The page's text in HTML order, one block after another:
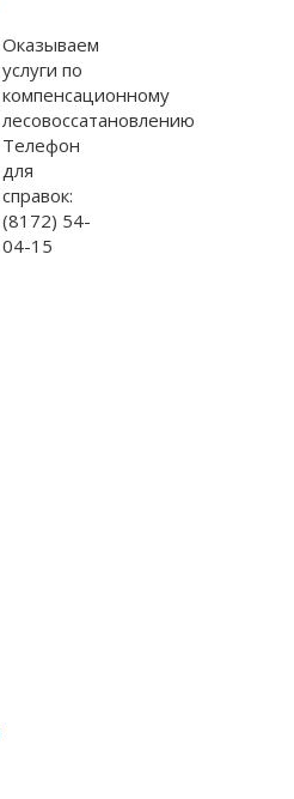
Оказываем
услуги по
компенсационному
лесовоссатановлению
Телефон
для
справок:
(8172) 54-
04-15